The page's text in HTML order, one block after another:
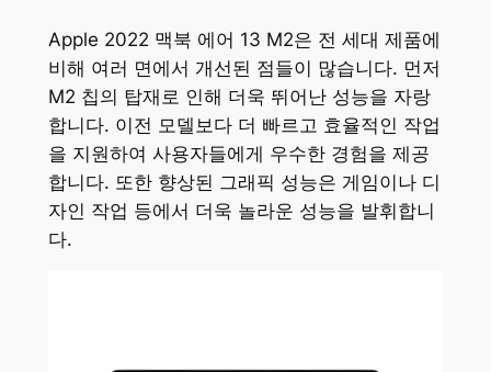
Apple 2022 맥북 에어 13 M2은 전 세대 제품에
비해 여러 면에서 개선된 점들이 많습니다. 먼저
M2 칩의 탑재로 인해 더욱 뛰어난 성능을 자랑
합니다. 이전 모델보다 더 빠르고 효율적인 작업
을 지원하여 사용자들에게 우수한 경험을 제공
합니다. 또한 향상된 그래픽 성능은 게임이나 디
자인 작업 등에서 더욱 놀라운 성능을 발휘합니
다.